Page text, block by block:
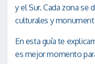
y el Sur. Cada zona se
culturales y
En esta guía te
es mejor momento